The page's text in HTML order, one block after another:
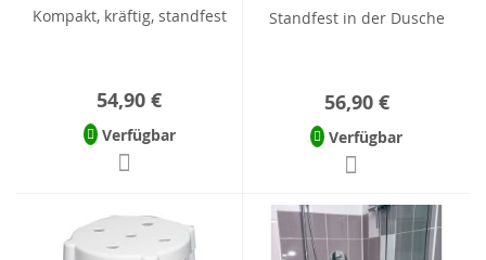
Kompakt, kräftig, standfest
54,90 €
Verfügbar
Standfest in der Dusche
56,90 €
Verfügbar